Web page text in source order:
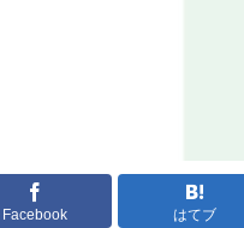
Facebook はてブ